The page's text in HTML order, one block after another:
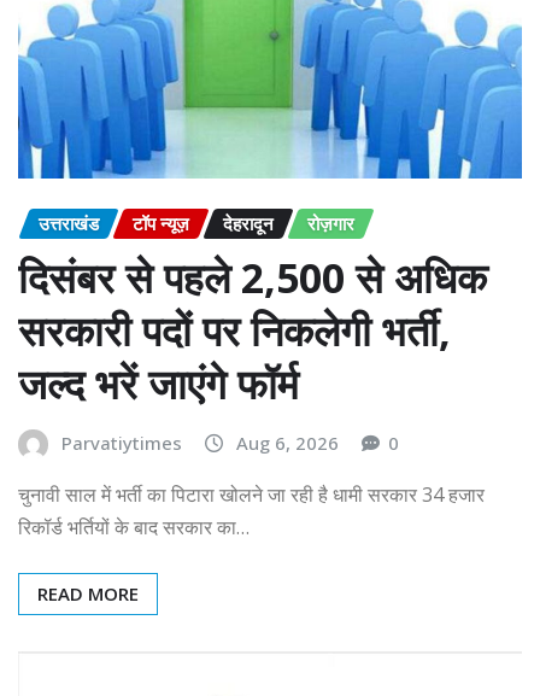
उत्तराखंड टॉप न्यूज़ देहरादून रोज़गार
दिसंबर से पहले 2,500 से अधिक
सरकारी पदों पर निकलेगी भर्ती,
जल्द भरें जाएंगे फॉर्म
Parvatiytimes Aug 6, 2026 0
चुनावी साल में भर्ती का पिटारा खोलने जा रही है धामी सरकार 34 हजार
रिकॉर्ड भर्तियों के बाद सरकार का…
READ MORE